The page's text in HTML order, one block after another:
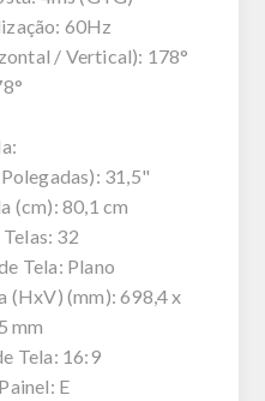
60Hz
/ Vertical): 178°
31,5"
(cm): 80,1 cm
32
Tela: Plano
(HxV) (mm): 698,4 x
mm
Tela: 16:9
E